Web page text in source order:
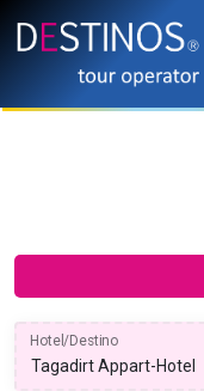
Hotel/Destino